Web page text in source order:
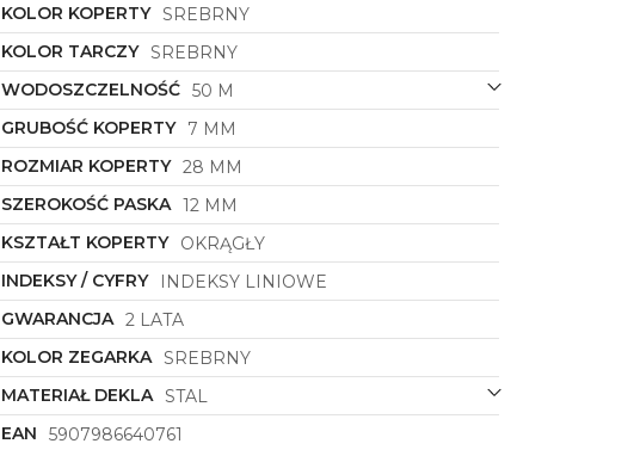
KOLOR KOPERTY SREBRNY
KOLOR TARCZY SREBRNY
WODOSZCZELNOŚĆ 50 M
GRUBOŚĆ KOPERTY
7 MM
ROZMIAR KOPERTY 28 MM
SZEROKOŚĆ PASKA 12 MM
KSZTAŁT KOPERTY
OKRĄGŁY
INDEKSY / CYFRY
INDEKSY LINIOWE
GWARANCJA 2 LATA
KOLOR ZEGARKA SREBRNY
MATERIAŁ DEKLA STAL
EAN
5907986640761